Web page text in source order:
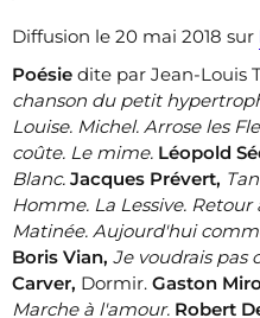
Diffusion le 20 mai 2018 sur
Poésie dite par Jean-Louis
chanson du petit
Louise. Michel. Arrose les
coûte. Le mime. Léopold
Blanc. Jacques Prévert,
Homme. La Lessive. Retour
Matinée. Aujourd'hui
Boris Vian, Je voudrais pas
Carver, Dormir. Gaston
Marche à l'amour. Robert